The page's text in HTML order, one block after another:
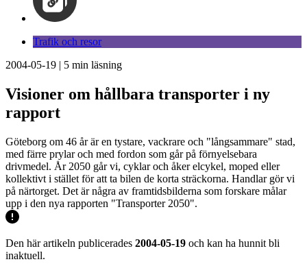
Trafik och resor
2004-05-19 | 5 min läsning
Visioner om hållbara transporter i ny
rapport
Göteborg om 46 år är en tystare, vackrare och "långsammare" stad,
med färre prylar och med fordon som går på förnyelsebara
drivmedel. År 2050 går vi, cyklar och åker elcykel, moped eller
kollektivt i stället för att ta bilen de korta sträckorna. Handlar gör vi
på närtorget. Det är några av framtidsbilderna som forskare målar
upp i den nya rapporten "Transporter 2050".
Den här artikeln publicerades 2004-05-19 och kan ha hunnit bli
inaktuell.